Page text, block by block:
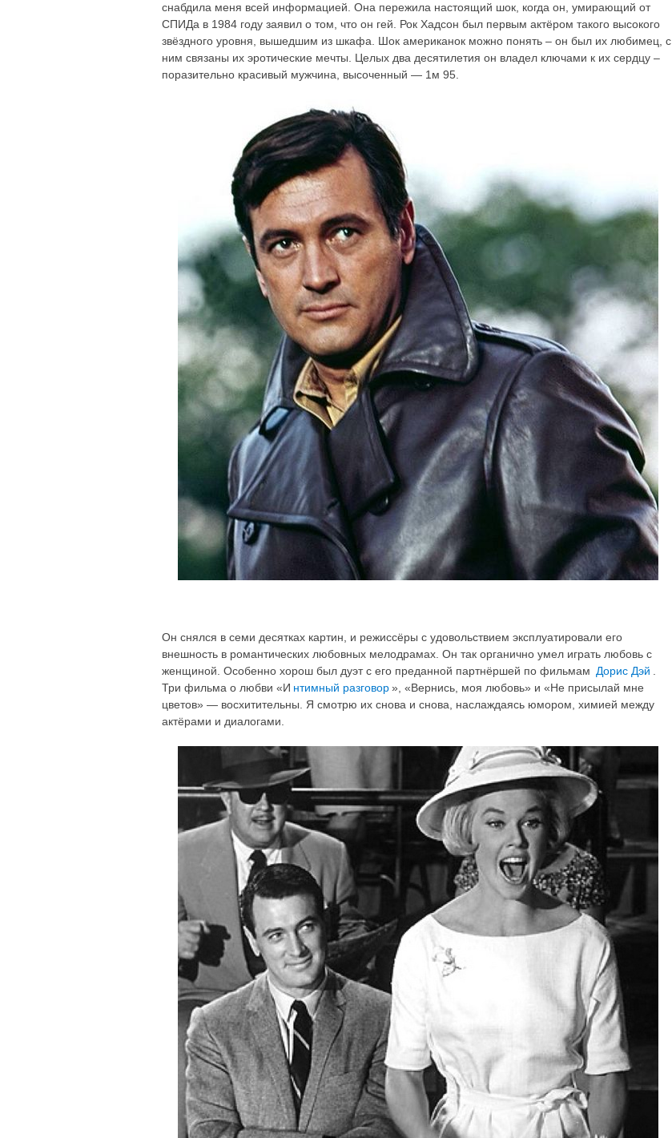
снабдила меня всей информацией. Она пережила настоящий шок, когда он, умирающий от
СПИДа в 1984 году заявил о том, что он гей. Рок Хадсон был первым актёром такого высокого
звёздного уровня, вышедшим из шкафа. Шок американок можно понять – он был их любимец, с
ним связаны их эротические мечты. Целых два десятилетия он владел ключами к их сердцу –
поразительно красивый мужчина, высоченный — 1м 95.
Он снялся в семи десятках картин, и режиссёры с удовольствием эксплуатировали его
внешность в романтических любовных мелодрамах. Он так органично умел играть любовь с
женщиной. Особенно хорош был дуэт с его преданной партнёршей по фильмам Дорис Дэй
Три фильма о любви «И нтимный разговор», «Вернись, моя любовь» и «Не присылай мне
цветов» — восхитительны. Я смотрю их снова и снова, наслаждаясь юмором, химией между
актёрами и диалогами.